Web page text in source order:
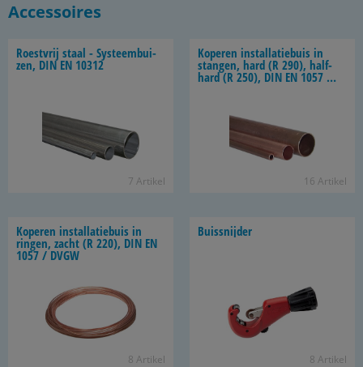
Accessoires
Roest­vrij staal - Sys­teem­bui­
zen, DIN EN 10312
7 Ar­ti­kel
Ko­pe­ren in­stal­la­tie­buis in
stan­gen, hard (R 290), half­
hard (R 250), DIN EN 1057 /
16 Ar­ti­kel
Ko­pe­ren in­stal­la­tie­buis in
rin­gen, zacht (R 220), DIN EN
1057 / DVGW
8 Ar­ti­kel
Buis­snij­der
8 Ar­ti­kel